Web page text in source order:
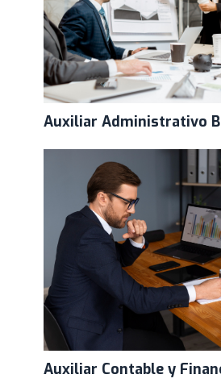
Auxiliar Administrativo
Auxiliar Contable y